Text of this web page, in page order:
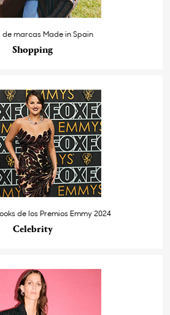
de marcas Made in Spain
Shopping
de los Premios Emmy 2024
Celebrity